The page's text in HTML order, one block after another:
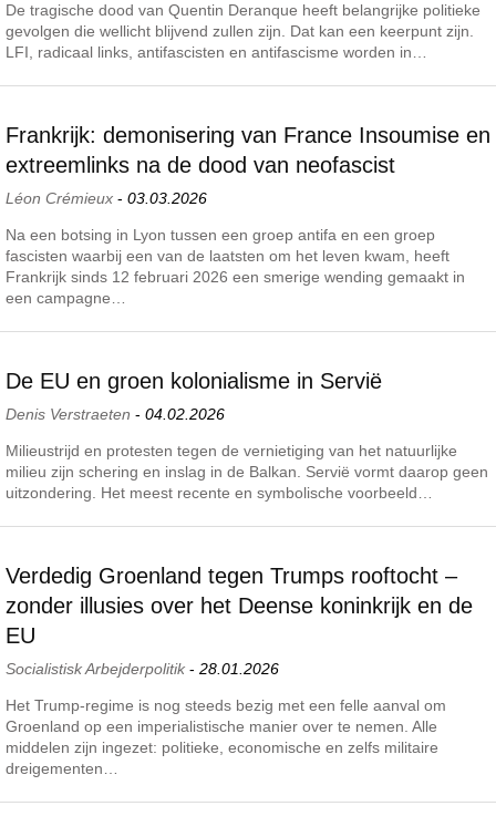
De tragische dood van Quentin Deranque heeft belangrijke politieke
gevolgen die wellicht blijvend zullen zijn. Dat kan een keerpunt zijn.
LFI, radicaal links, antifascisten en antifascisme worden in…
Frankrijk: demonisering van France Insoumise en
extreemlinks na de dood van neofascist
Léon Crémieux - 03.03.2026
Na een botsing in Lyon tussen een groep antifa en een groep
fascisten waarbij een van de laatsten om het leven kwam, heeft
Frankrijk sinds 12 februari 2026 een smerige wending gemaakt in
een campagne…
De EU en groen kolonialisme in Servië
Denis Verstraeten - 04.02.2026
Milieustrijd en protesten tegen de vernietiging van het natuurlijke
milieu zijn schering en inslag in de Balkan. Servië vormt daarop geen
uitzondering. Het meest recente en symbolische voorbeeld…
Verdedig Groenland tegen Trumps rooftocht –
zonder illusies over het Deense koninkrijk en de
EU
Socialistisk Arbejderpolitik - 28.01.2026
Het Trump-regime is nog steeds bezig met een felle aanval om
Groenland op een imperialistische manier over te nemen. Alle
middelen zijn ingezet: politieke, economische en zelfs militaire
dreigementen…